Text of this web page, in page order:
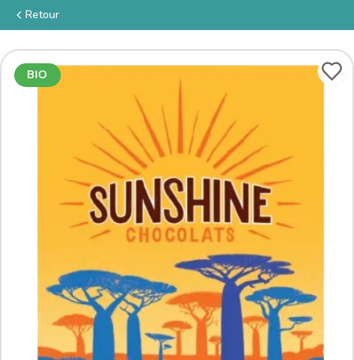
Retour
BIO